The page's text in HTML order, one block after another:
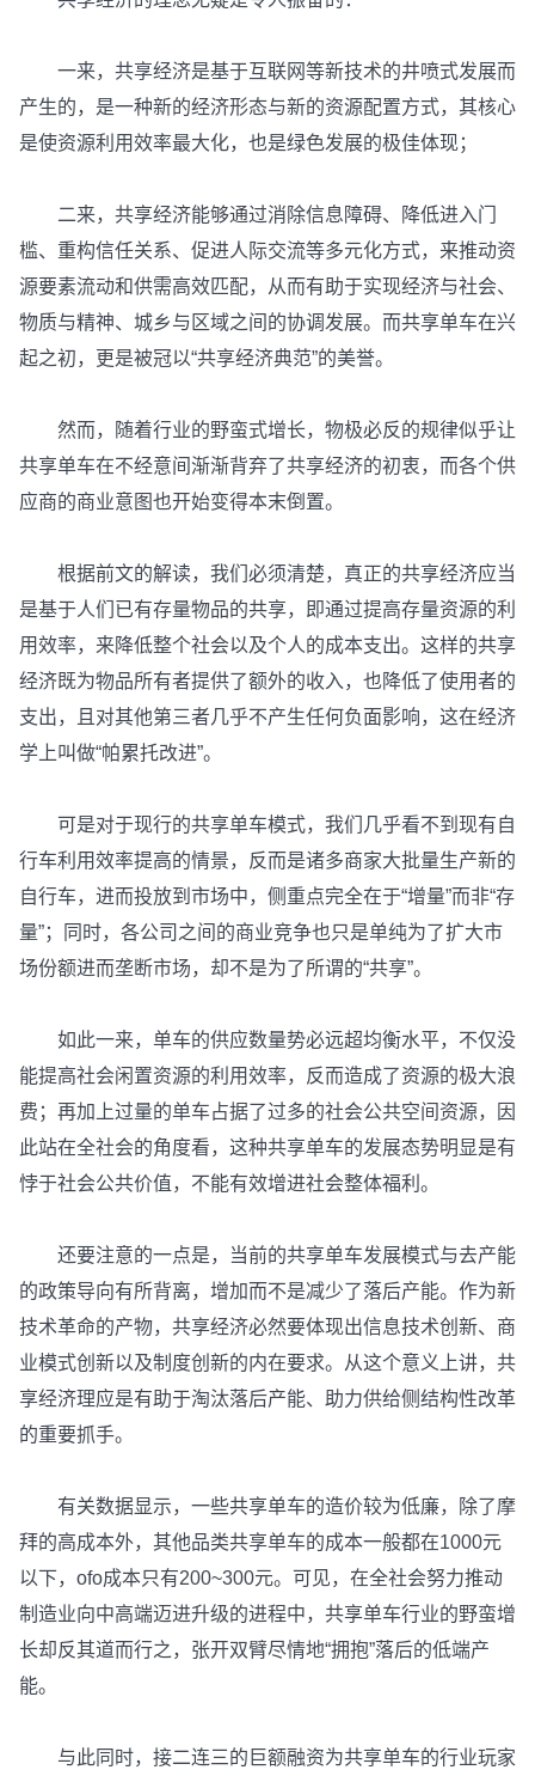
一来，共享经济是基于互联网等新技术的井喷式发展而
产生的，是一种新的经济形态与新的资源配置方式，其核心
是使资源利用效率最大化，也是绿色发展的极佳体现；
二来，共享经济能够通过消除信息障碍、降低进入门
槛、重构信任关系、促进人际交流等多元化方式，来推动资
源要素流动和供需高效匹配，从而有助于实现经济与社会、
物质与精神、城乡与区域之间的协调发展。而共享单车在兴
起之初，更是被冠以“共享经济典范”的美誉。
然而，随着行业的野蛮式增长，物极必反的规律似乎让
共享单车在不经意间渐渐背弃了共享经济的初衷，而各个供
应商的商业意图也开始变得本末倒置。
根据前文的解读，我们必须清楚，真正的共享经济应当
是基于人们已有存量物品的共享，即通过提高存量资源的利
用效率，来降低整个社会以及个人的成本支出。这样的共享
经济既为物品所有者提供了额外的收入，也降低了使用者的
支出，且对其他第三者几乎不产生任何负面影响，这在经济
学上叫做“帕累托改进”。
可是对于现行的共享单车模式，我们几乎看不到现有自
行车利用效率提高的情景，反而是诸多商家大批量生产新的
自行车，进而投放到市场中，侧重点完全在于“增量”而非“存
量”；同时，各公司之间的商业竞争也只是单纯为了扩大市
场份额进而垄断市场，却不是为了所谓的“共享”。
如此一来，单车的供应数量势必远超均衡水平，不仅没
能提高社会闲置资源的利用效率，反而造成了资源的极大浪
费；再加上过量的单车占据了过多的社会公共空间资源，因
此站在全社会的角度看，这种共享单车的发展态势明显是有
悖于社会公共价值，不能有效增进社会整体福利。
还要注意的一点是，当前的共享单车发展模式与去产能
的政策导向有所背离，增加而不是减少了落后产能。作为新
技术革命的产物，共享经济必然要体现出信息技术创新、商
业模式创新以及制度创新的内在要求。从这个意义上讲，共
享经济理应是有助于淘汰落后产能、助力供给侧结构性改革
的重要抓手。
有关数据显示，一些共享单车的造价较为低廉，除了摩
拜的高成本外，其他品类共享单车的成本一般都在1000元
以下，ofo成本只有200~300元。可见，在全社会努力推动
制造业向中高端迈进升级的进程中，共享单车行业的野蛮增
长却反其道而行之，张开双臂尽情地“拥抱”落后的低端产
能。
与此同时，接二连三的巨额融资为共享单车的行业玩家